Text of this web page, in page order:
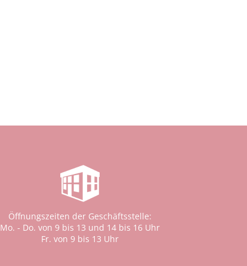
Öffnungszeiten der Geschäftsstelle:
Mo. - Do. von 9 bis 13 und 14 bis 16 Uhr
Fr. von 9 bis 13 Uhr